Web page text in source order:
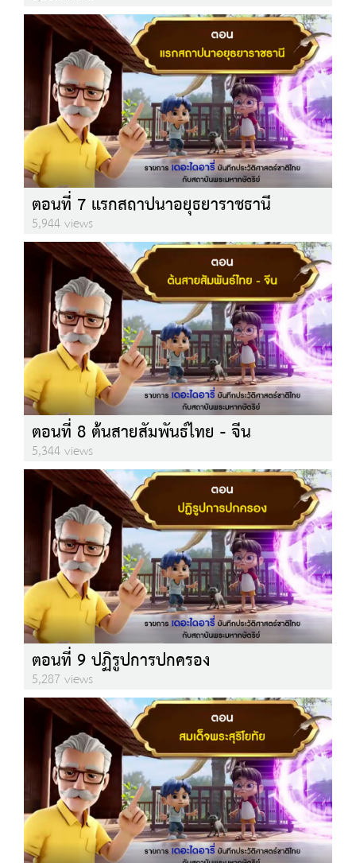
ตอนที่ 7 แรกสถาปนาอยุธยาราชธานี
5,944 views
ตอนที่ 8 ต้นสายสัมพันธ์ไทย - จีน
5,344 views
ตอนที่ 9 ปฏิรูปการปกครอง
5,287 views